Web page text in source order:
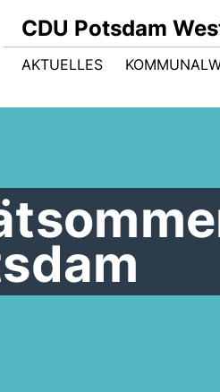
CDU Potsdam
AKTUELLES